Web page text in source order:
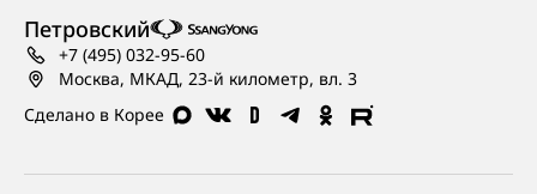
Сделано в Корее
Петровский
+7 (495) 032-95-60
Москва, МКАД, 23-й километр, вл. 3